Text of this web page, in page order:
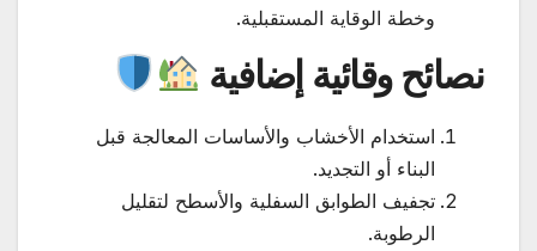
وخطة الوقاية المستقبلية.
نصائح وقائية إضافية
استخدام الأخشاب والأساسات المعالجة قبل
البناء أو التجديد.
تجفيف الطوابق السفلية والأسطح لتقليل
الرطوبة.